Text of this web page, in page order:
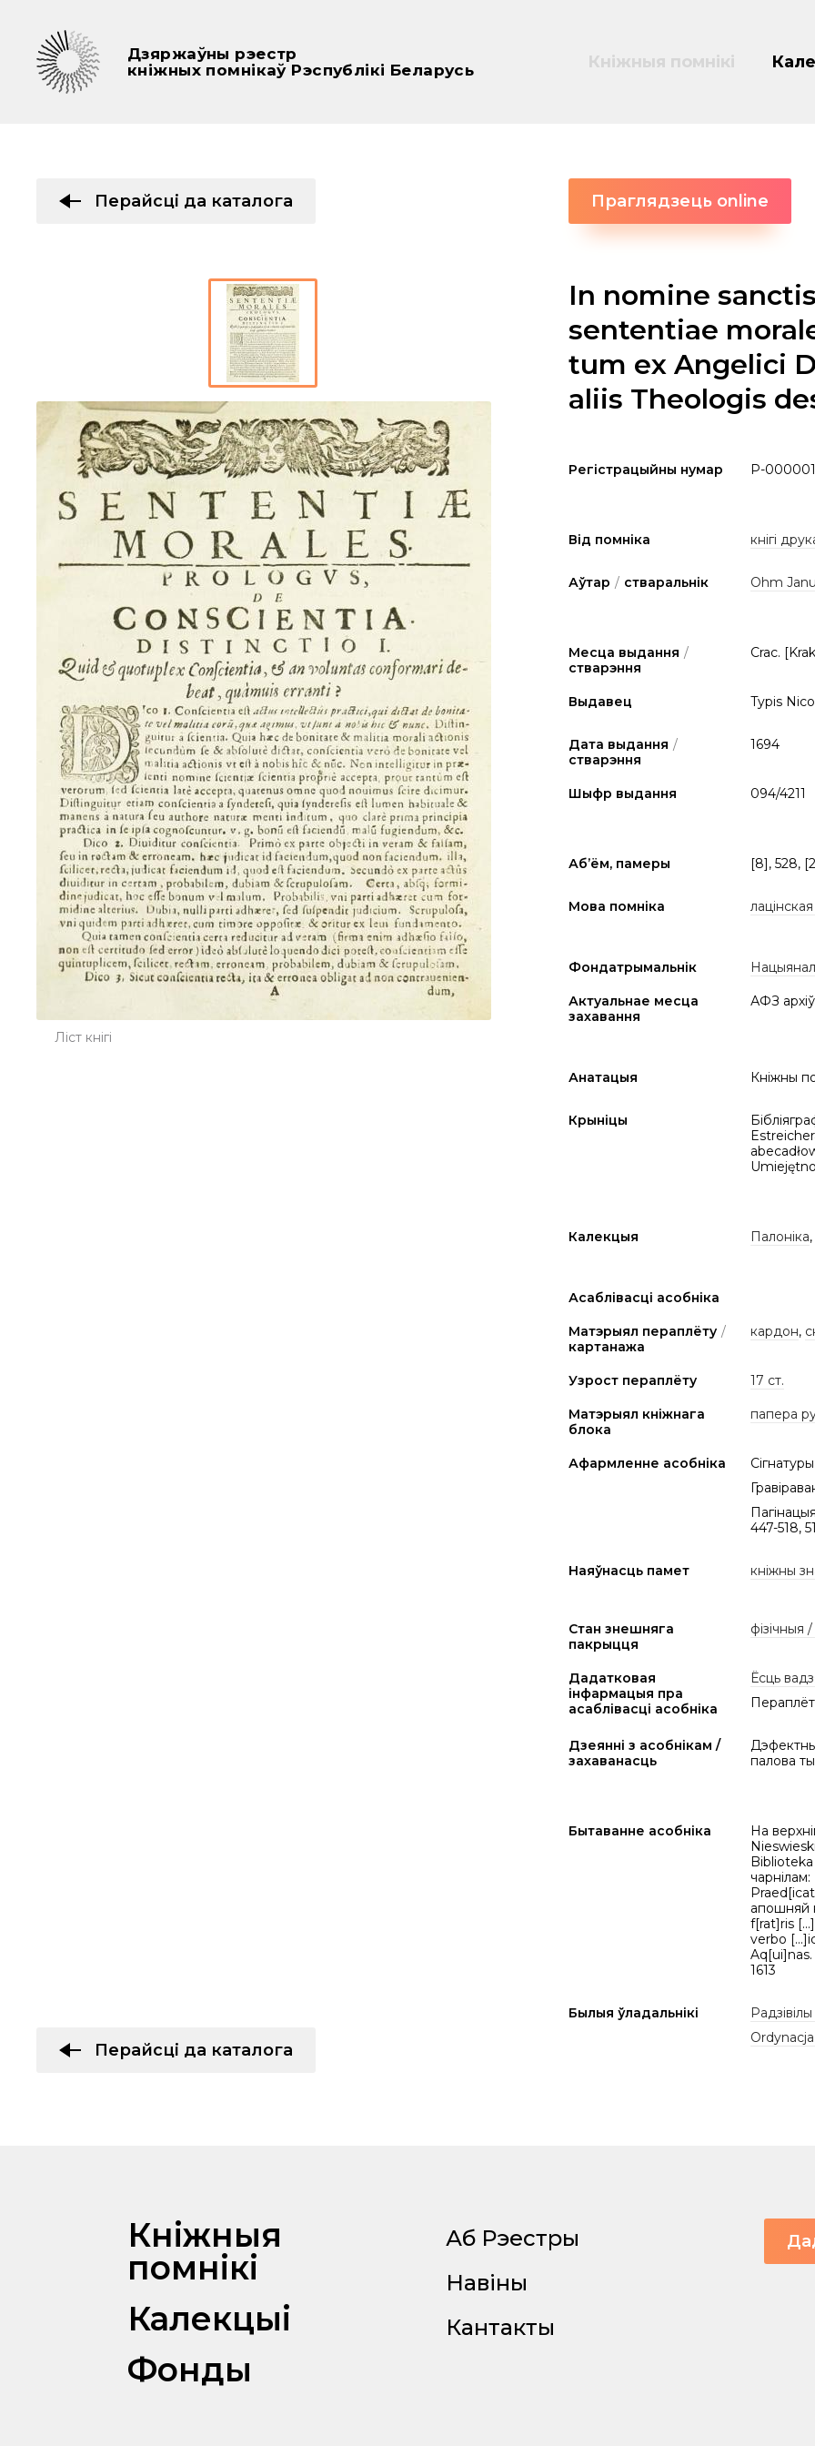
Дзяржаўны рэестр
кніжных помнікаў Рэспублікі Беларусь
Кніжныя помнікі
Перайсці да каталога
Ліст кнігі
Перайсці да каталога
Праглядзець online
In nomine
sententiae
tum ex Angelici
aliis Theologis
Регістрацыйны нумар P-
Від помніка кнігі
Аўтар / стваральнік Ohm
Месца выдання /
стварэння
Crac.
Выдавец Typis
Дата выдання /
стварэння
1694
Шыфр выдання 094/4211
Аб’ём, памеры [8], 528,
Мова помніка
Фондатрымальнік
Актуальнае месца
захавання
АФЗ
Анатацыя Кніжны
Крыніцы
Калекцыя Палоніка,
Асаблівасці асобніка
Матэрыял пераплёту /
картанажа
кардон,
Узрост пераплёту 17 ст.
Матэрыял кніжнага
блока
папера
Афармленне асобніка
447-518,
Наяўнасць памет кніжны
Стан знешняга
пакрыцця
фізічныя
Дадатковая
інфармацыя пра
асаблівасці асобніка
Ёсць
Пераплёт
Дзеянні з асобнікам /
захаванасць
Дэфектны
палова
Бытаванне асобніка
На
Biblioteka
апошняй
f[rat]ris
verbo
Aq[ui]nas.
1613
Былыя ўладальнікі
Кніжныя
помнікі
Калекцыі
Фонды
Аб Рэестры
Навіны
Кантакты